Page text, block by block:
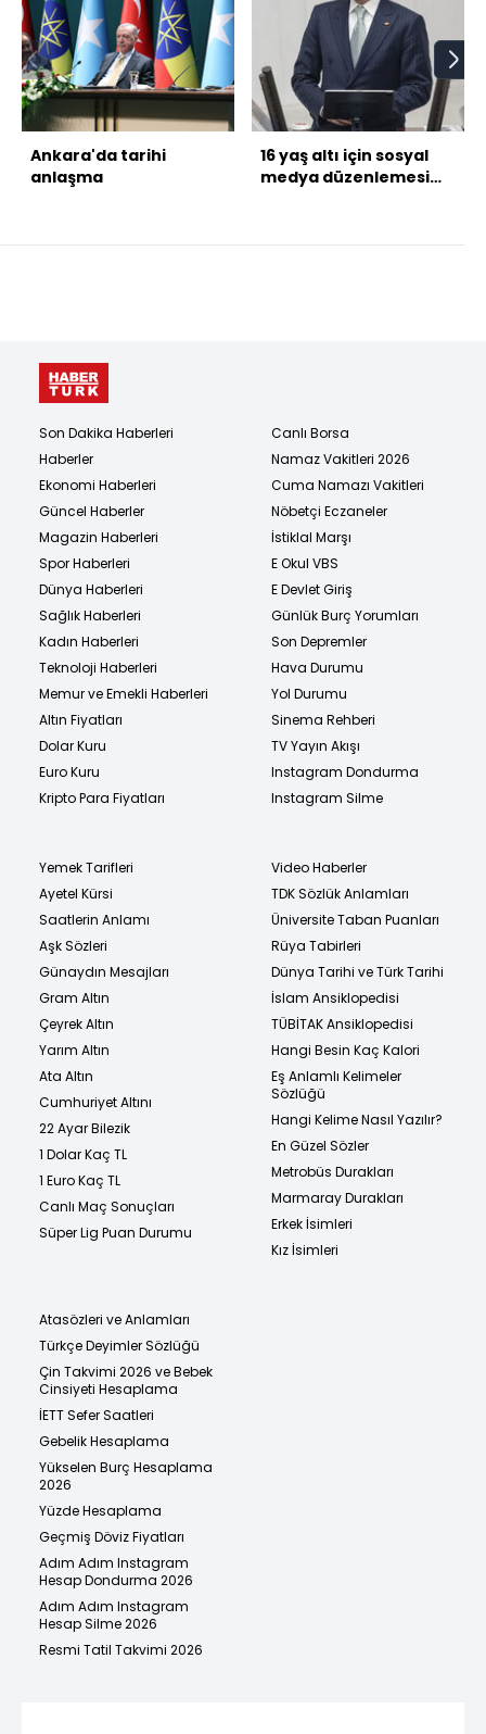
Ankara'da tarihi
anlaşma
16 yaş altı için sosyal
medya düzenlemesi
Son Dakika Haberleri
Haberler
Ekonomi Haberleri
Güncel Haberler
Magazin Haberleri
Spor Haberleri
Dünya Haberleri
Sağlık Haberleri
Kadın Haberleri
Teknoloji Haberleri
Memur ve Emekli Haberleri
Altın Fiyatları
Dolar Kuru
Euro Kuru
Kripto Para Fiyatları
Canlı Borsa
Namaz Vakitleri 2026
Cuma Namazı Vakitleri
Nöbetçi Eczaneler
İstiklal Marşı
E Okul VBS
E Devlet Giriş
Günlük Burç Yorumları
Son Depremler
Hava Durumu
Yol Durumu
Sinema Rehberi
TV Yayın Akışı
Instagram Dondurma
Instagram Silme
Yemek Tarifleri
Ayetel Kürsi
Saatlerin Anlamı
Aşk Sözleri
Günaydın Mesajları
Gram Altın
Çeyrek Altın
Yarım Altın
Ata Altın
Cumhuriyet Altını
22 Ayar Bilezik
1 Dolar Kaç TL
1 Euro Kaç TL
Canlı Maç Sonuçları
Süper Lig Puan Durumu
Video Haberler
TDK Sözlük Anlamları
Üniversite Taban Puanları
Rüya Tabirleri
Dünya Tarihi ve Türk Tarihi
İslam Ansiklopedisi
TÜBİTAK Ansiklopedisi
Hangi Besin Kaç Kalori
Eş Anlamlı Kelimeler
Sözlüğü
Hangi Kelime Nasıl Yazılır?
En Güzel Sözler
Metrobüs Durakları
Marmaray Durakları
Erkek İsimleri
Kız İsimleri
Atasözleri ve Anlamları
Türkçe Deyimler Sözlüğü
Çin Takvimi 2026 ve Bebek
Cinsiyeti Hesaplama
İETT Sefer Saatleri
Gebelik Hesaplama
Yükselen Burç Hesaplama
2026
Yüzde Hesaplama
Geçmiş Döviz Fiyatları
Adım Adım Instagram
Hesap Dondurma 2026
Adım Adım Instagram
Hesap Silme 2026
Resmi Tatil Takvimi 2026